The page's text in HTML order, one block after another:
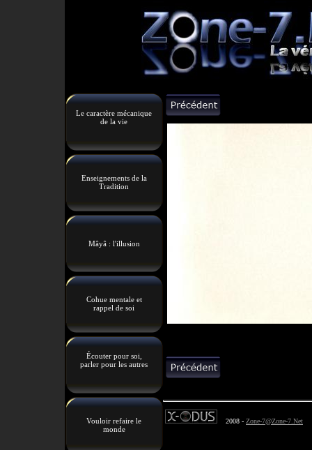
Le caractère mécanique
de la vie
Enseignements de la
Tradition
Mâyâ : l'illusion
Cohue mentale et
rappel de soi
Écouter pour soi,
parler pour les autres
Vouloir refaire le
monde
2008 - Zone-7@Zone-7.Net